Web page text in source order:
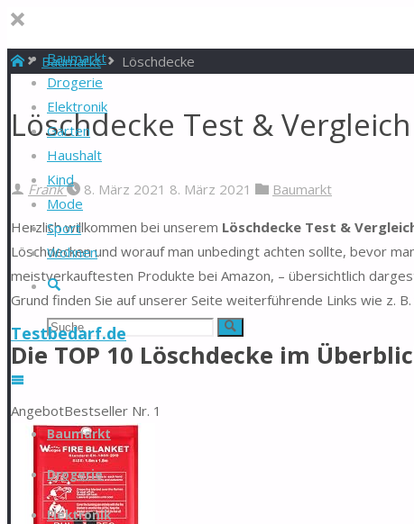
Baumarkt
Drogerie
Elektronik
Garten
Haushalt
Kind
Mode
Sport
Wohnen
Suche
Suchen
nach:
Suche
Testbedarf.de
Zum
Inhalt
springen
Baumarkt
Drogerie
Elektronik
StartBaumarkt Löschdecke
Löschdecke Test &
Frank 8. März 2021 8. März 2021 Baumarkt
Herzlich willkommen bei unserem Löschdecke Test &
Löschdecken und worauf man unbedingt achten sollte, bevor
meistverkauftesten Produkte bei Amazon, – übersichtlich
Grund finden Sie auf unserer Seite weiterführende Links wie z.
Die TOP 10 Löschdecke im
AngebotBestseller Nr. 1